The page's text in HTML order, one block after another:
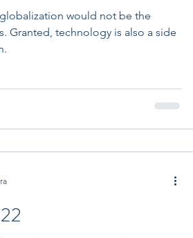
would not be the
Granted, technology is also a side